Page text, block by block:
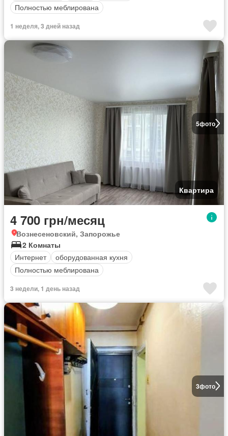
Полностью меблирована
1 неделя, 3 дней назад
5фото
Квартира
4 700 грн/месяц
Вознесеновский, Запорожье
2 Комнаты
Интернет
оборудованная кухня
Полностью меблирована
3 недели, 1 день назад
3фото